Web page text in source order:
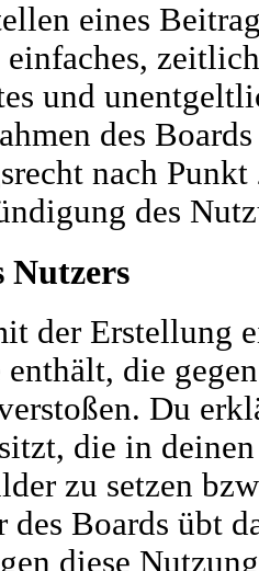
eines
und
des
nach
des
Nutzers
der Erstellung
die
Du
die in
zu setzen
des Boards übt
diese